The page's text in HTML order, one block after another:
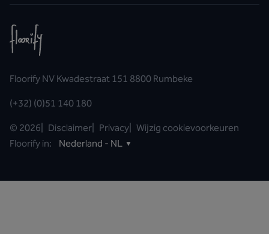
Floorify NV Kwadestraat 151 8800 Rumbeke
(+32) (0)51 140 180
© 2026 Disclaimer Privacy
Wijzig cookievoorkeuren
Floorify in:
Nederland - NL ▼